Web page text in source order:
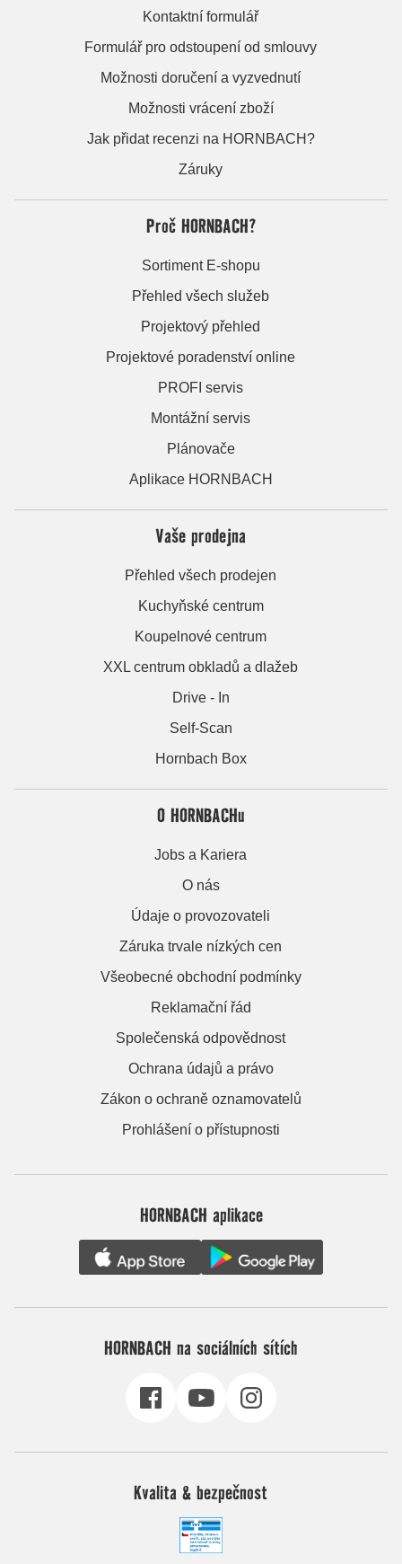
Kontaktní formulář
Formulář pro odstoupení od smlouvy
Možnosti doručení a vyzvednutí
Možnosti vrácení zboží
Jak přidat recenzi na HORNBACH?
Záruky
Proč HORNBACH?
Sortiment E-shopu
Přehled všech služeb
Projektový přehled
Projektové poradenství online
PROFI servis
Montážní servis
Plánovače
Aplikace HORNBACH
Vaše prodejna
Přehled všech prodejen
Kuchyňské centrum
Koupelnové centrum
XXL centrum obkladů a dlažeb
Drive - In
Self-Scan
Hornbach Box
O HORNBACHu
Jobs a Kariera
O nás
Údaje o provozovateli
Záruka trvale nízkých cen
Všeobecné obchodní podmínky
Reklamační řád
Společenská odpovědnost
Ochrana údajů a právo
Zákon o ochraně oznamovatelů
Prohlášení o přístupnosti
HORNBACH aplikace
HORNBACH na sociálních sítích
Kvalita & bezpečnost